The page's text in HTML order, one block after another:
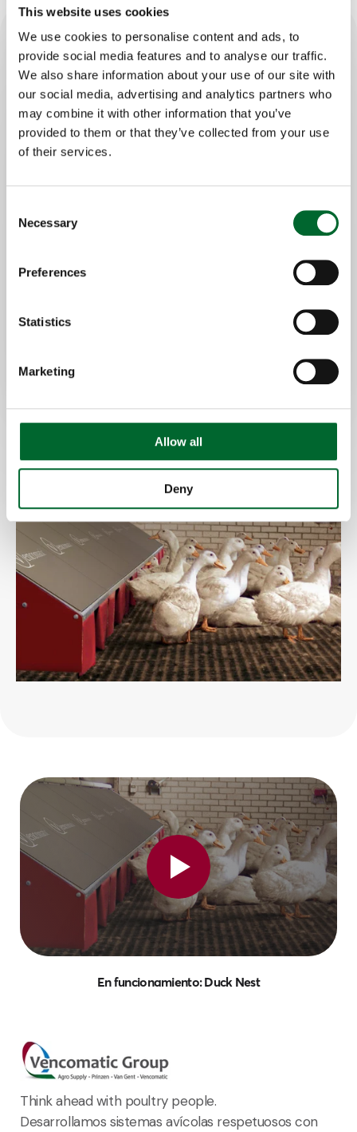
This website uses cookies
We use cookies to personalise content and ads, to
provide social media features and to analyse our traffic.
We also share information about your use of our site with
our social media, advertising and analytics partners who
may combine it with other information that you’ve
provided to them or that they’ve collected from your use
of their services.
Selection
Necessary
Preferences
Statistics
Marketing
Allow all
Deny
Características principales
Diseño único para criadores de patos;
nido atractivo para poner los huevos
Recogida automática de los huevos;
Huevos limpios e higiénicos; altos índices
Nido duradero; asegurando una larga
En funcionamiento: Duck Nest
Think ahead with poultry people.
Desarrollamos sistemas avícolas respetuosos con